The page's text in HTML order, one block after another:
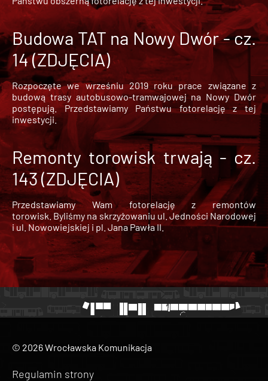
Budowa TAT na Nowy Dwór - cz.
14 (ZDJĘCIA)
Rozpoczęte we wrześniu 2019 roku prace związane z
budową trasy autobusowo-tramwajowej na Nowy Dwór
postępują. Przedstawiamy Państwu fotorelację z tej
inwestycji.
Remonty torowisk trwają - cz.
143 (ZDJĘCIA)
Przedstawiamy Wam fotorelację z remontów
torowisk. Byliśmy na skrzyżowaniu ul. Jedności Narodowej
i ul. Nowowiejskiej i pl. Jana Pawła II.
© 2026 Wrocławska Komunikacja
Regulamin strony